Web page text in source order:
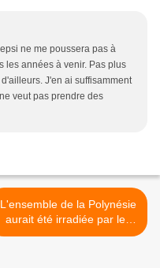
ne me poussera pas à
les années à venir. Pas plus
J'en ai suffisamment
veut pas prendre des
L'ensemble de la Polynésie
aurait été irradiée par les
essais nucléaires >